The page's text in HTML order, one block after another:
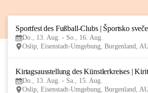
Sportfest des Fußball-Clubs | Športsko
Do., 13. Aug. - So., 16. Aug.
Oslip, Eisenstadt-Umgebung, Burgenland,
Kirtagsausstellung des Künstlerkreises |
Do., 13. Aug. - Sa., 15. Aug.
Oslip, Eisenstadt-Umgebung, Burgenland,